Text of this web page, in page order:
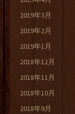
2019年3月
2019年2月
2019年1月
2018年12月
2018年11月
2018年10月
2018年9月